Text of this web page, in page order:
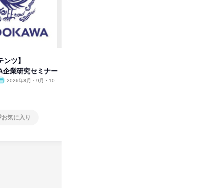
ンツ】
企業研究セミナー
2026年8月・9月・10
お気に入り